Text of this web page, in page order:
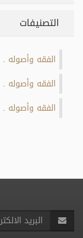
التصنيفات
الفقه وأصوله
الفقه وأصوله
الفقه وأصوله